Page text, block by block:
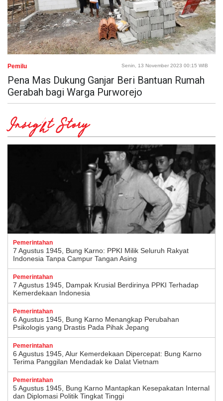
Pemilu Senin, 13 November 2023 00:15 WIB
Pena Mas Dukung Ganjar Beri Bantuan Rumah
Gerabah bagi Warga Purworejo
Insight Story
Pemerintahan
7 Agustus 1945, Bung Karno: PPKI Milik Seluruh Rakyat
Indonesia Tanpa Campur Tangan Asing
Pemerintahan
7 Agustus 1945, Dampak Krusial Berdirinya PPKI Terhadap
Kemerdekaan Indonesia
Pemerintahan
6 Agustus 1945, Bung Karno Menangkap Perubahan
Psikologis yang Drastis Pada Pihak Jepang
Pemerintahan
6 Agustus 1945, Alur Kemerdekaan Dipercepat: Bung Karno
Terima Panggilan Mendadak ke Dalat Vietnam
Pemerintahan
5 Agustus 1945, Bung Karno Mantapkan Kesepakatan Internal
dan Diplomasi Politik Tingkat Tinggi